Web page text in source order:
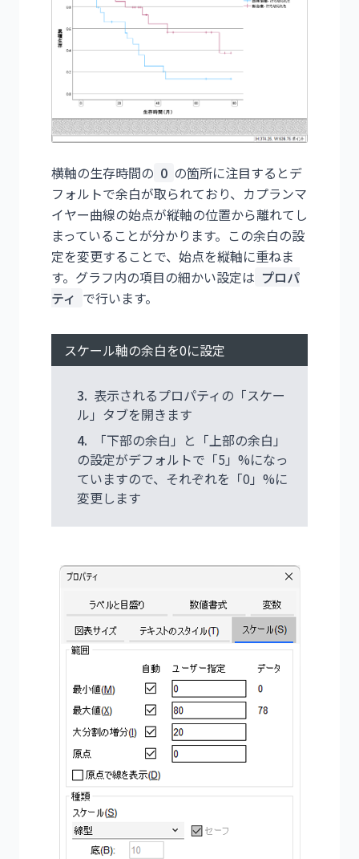
横軸の生存時間の 0 の箇所に注目するとデ
フォルトで余白が取られており、カプランマ
イヤー曲線の始点が縦軸の位置から離れてし
まっていることが分かります。この余白の設
定を変更することで、始点を縦軸に重ねま
す。グラフ内の項目の細かい設定は プロパ
ティ で行います。
スケール軸の余白を0に設定
3. 表示されるプロパティの「スケー
ル」タブを開きます
4.
「下部の余白」と「上部の余白」
の設定がデフォルトで「5」%になっ
ていますので、それぞれを「0」%に
変更します